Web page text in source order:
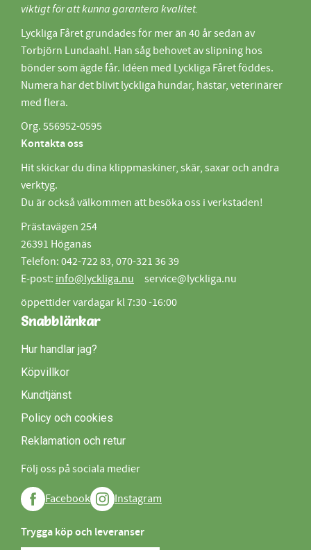
viktigt för att kunna garantera kvalitet.
Lyckliga Fåret grundades för mer än 40 år sedan av
Torbjörn Lundaahl. Han såg behovet av slipning hos
bönder som ägde får. Idéen med Lyckliga Fåret föddes.
Numera har det blivit lyckliga hundar, hästar, veterinärer
med flera.
Org. 556952-0595
Kontakta oss
Hit skickar du dina klippmaskiner, skär, saxar och andra
verktyg.
Du är också välkommen att besöka oss i verkstaden!
Prästavägen 254
26391 Höganäs
Telefon: 042-722 83, 070-321 36 39
E-post: info@lyckliga.nu service@lyckliga.nu
öppettider vardagar kl 7:30 -16:00
Snabblänkar
Hur handlar jag?
Köpvillkor
Kundtjänst
Policy och cookies
Reklamation och retur
Följ oss på sociala medier
Facebook Instagram
Trygga köp och leveranser